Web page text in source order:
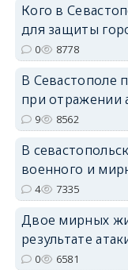
Кого в
для защиты
0 8778
В Севастополе
при отражении
9 8562
В
военного и
4 7335
Двое мирных
результате
0 6581